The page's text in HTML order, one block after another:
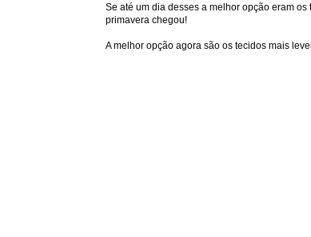
Se até um dia desses a melhor opção eram
primavera chegou!
A melhor opção agora são os tecidos mais